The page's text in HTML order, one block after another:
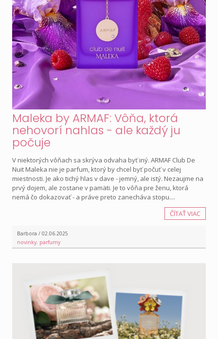
Maleka by ARMAF: Vôňa, ktorá
nehovorí nahlas - ale každý ju
počuje
V niektorých vôňach sa skrýva odvaha byť iný. ARMAF Club De
Nuit Maleka nie je parfum, ktorý by chcel byť počuť v celej
miestnosti. Je ako tichý hlas v dave - jemný, ale istý. Nezaujme na
prvý dojem, ale zostane v pamäti. Je to vôňa pre ženu, ktorá
nemá čo dokazovať - a práve preto zanecháva stopu....
ČÍTAŤ VIAC
Barbora / 02.06.2025
novinky, parfumy